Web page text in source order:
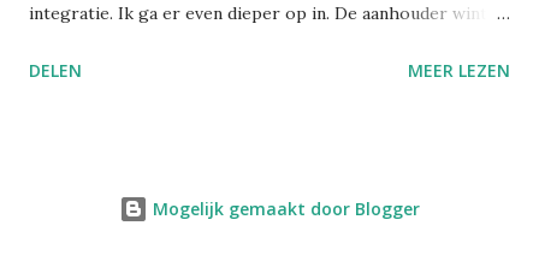
integratie. Ik ga er even dieper op in. De aanhouder wint,
nr. 275 is een bijna letterlijk herhalen van een eerder
2018 vervat in plaats van die van 2017. Maar inhoudelijk heb
DELEN MEER LEZEN
Mogelijk gemaakt door Blogger